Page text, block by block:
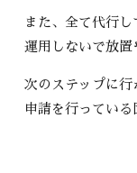
また、全て代行し
運用しないで放置
次のステップに
申請を行ってい